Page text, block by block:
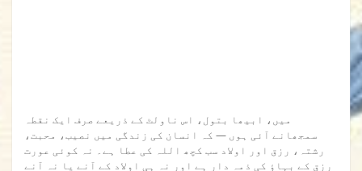
میں، ابیھا بتول، اس ناولٹ کے ذریعے صرف ایک نقطہ
سمجھانے آئی ہوں — کہ انسان کی زندگی میں نصیب، محبت،
رشتہ، رزق اور اولاد سب کچھ اللہ کی عطا ہے۔ نہ کوئی عورت
رزق کے بہاؤ کی ذمہ دار ہے اور نہ ہی اولاد کے آنے یا نہ آنے